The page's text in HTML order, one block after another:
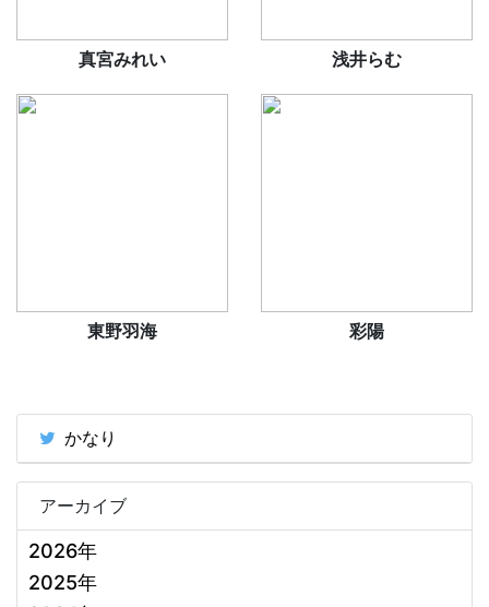
真宮みれい 浅井らむ
東野羽海 彩陽
かなり
アーカイブ
2026年
2025年